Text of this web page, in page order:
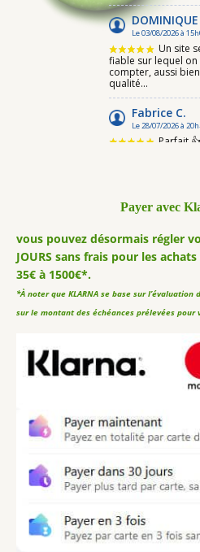
2
Payer avec
vous pouvez désormais régler
JOURS sans frais pour les
35€ à 1500€*.
*À noter que KLARNA se base sur
sur le montant des échéances prélevées